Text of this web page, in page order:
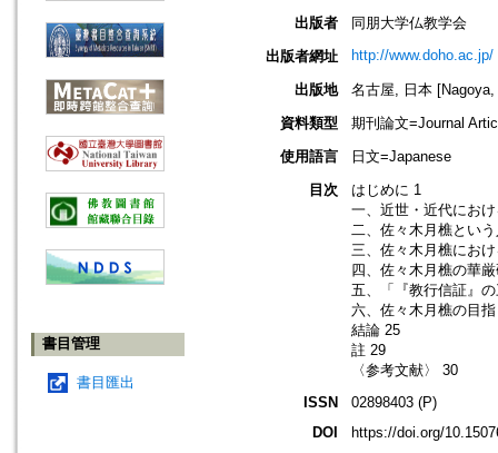
書目管理
書目匯出
出版者
同朋大学仏教学会
出版者網址
http://www.doho.ac.jp/
出版地
名古屋, 日本
資料類型
期刊論文=Journal
使用語言
日文=Japanese
目次
はじめに 1
一、近世・近代にお
二、佐々木月樵とい
三、佐々木月樵にお
四、佐々木月樵の華
五、「『教行信証』
六、佐々木月樵の目
結論 25
註 29
〈参考文献〉 30
ISSN
02898403 (P)
DOI
https://doi.org/